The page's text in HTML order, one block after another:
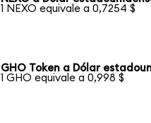
1 NEXO equivale a 0,7254 $
GHO Token a Dólar
1 GHO equivale a 0,998 $